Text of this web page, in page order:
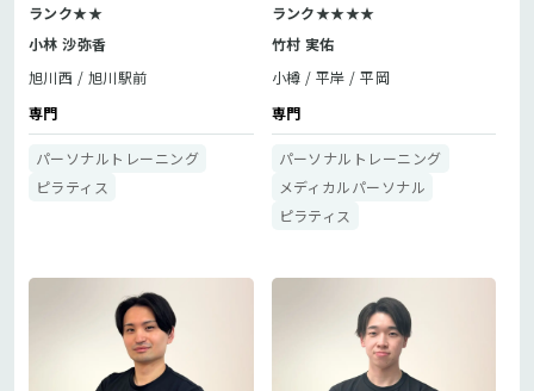
ランク★★
小林 沙弥香
旭川西
旭川駅前
専門
パーソナルトレーニング
ピラティス
ランク★★★★
竹村 実佑
小樽
平岸
平岡
専門
パーソナルトレーニング
メディカルパーソナル
ピラティス